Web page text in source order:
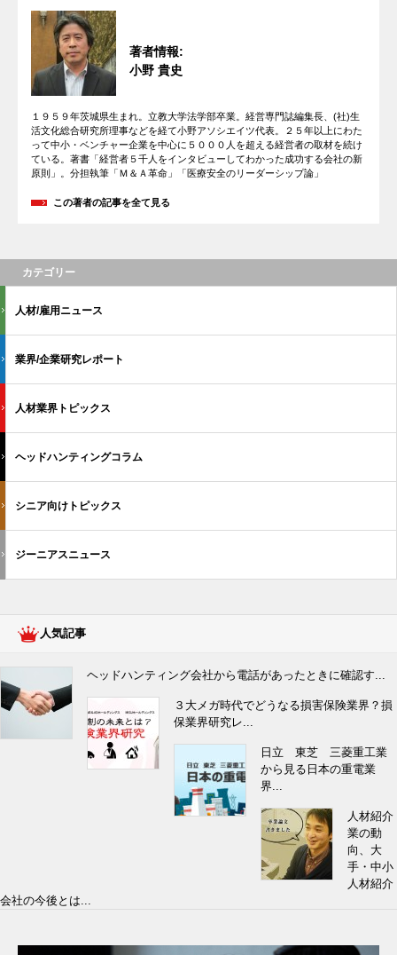
著者情報:
小野 貴史
１９５９年茨城県生まれ。立教大学法学部卒業。経営専門誌編集長、(社)生
活文化総合研究所理事などを経て小野アソシエイツ代表。２５年以上にわた
って中小・ベンチャー企業を中心に５０００人を超える経営者の取材を続け
ている。著書「経営者５千人をインタビューしてわかった成功する会社の新
原則」。分担執筆「Ｍ＆Ａ革命」「医療安全のリーダーシップ論」
この著者の記事を全て見る
カテゴリー
人材/雇用ニュース
業界/企業研究レポート
人材業界トピックス
ヘッドハンティングコラム
シニア向けトピックス
ジーニアスニュース
人気記事
ヘッドハンティング会社から電話があったときに確認す...
３大メガ時代でどうなる損害保険業界？損
保業界研究レ...
日立 東芝 三菱重工業
から見る日本の重電業
界...
人材紹介
業の動
向、大
手・中小
人材紹介
会社の今後とは...